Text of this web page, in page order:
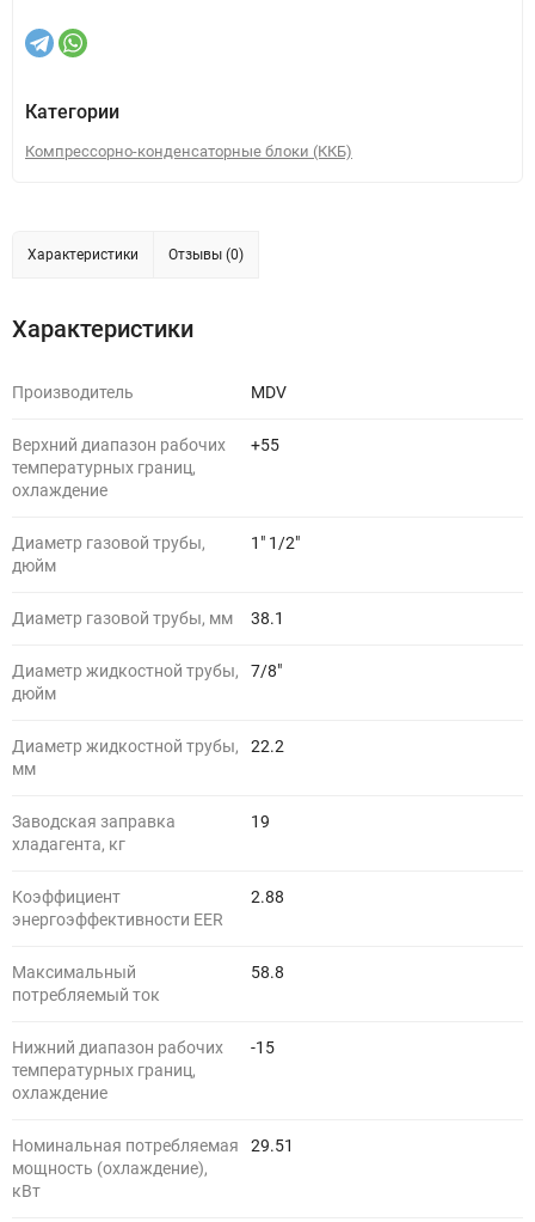
Категории
Компрессорно-конденсаторные блоки (ККБ)
Характеристики Отзывы (0)
Характеристики
Производитель MDV
Верхний диапазон рабочих
температурных границ,
охлаждение
+55
Диаметр газовой трубы,
дюйм
1" 1/2"
Диаметр газовой трубы, мм 38.1
Диаметр жидкостной трубы,
дюйм
7/8"
Диаметр жидкостной трубы,
мм
22.2
Заводская заправка
хладагента, кг
19
Коэффициент
энергоэффективности EER
2.88
Максимальный
потребляемый ток
58.8
Нижний диапазон рабочих
температурных границ,
охлаждение
-15
Номинальная потребляемая
мощность (охлаждение),
кВт
29.51